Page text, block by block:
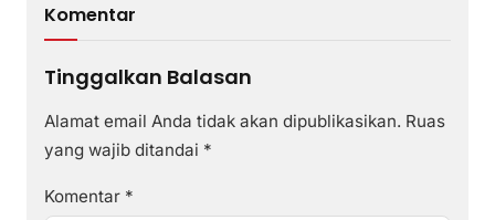
Komentar
Tinggalkan Balasan
Alamat email Anda tidak akan dipublikasikan. Ruas
yang wajib ditandai *
Komentar *